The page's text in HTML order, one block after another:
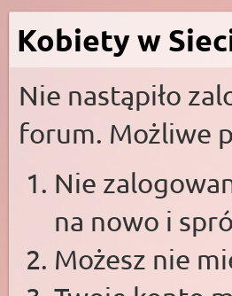
Kobiety w
Nie nastąpiło
forum. Możliwe
Nie
na nowo i
Możesz nie